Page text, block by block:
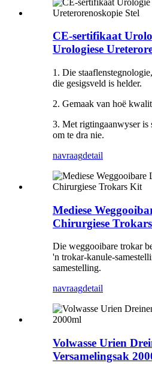
CE-sertifikaat
Urologiese
1. Die
die gesigsveld is helder.
2. Gemaak van hoë
3. Met rigtingaanwyser is
om te dra nie.
navraagdetail
Mediese
Chirurgiese
Die weggooibare trokar
'n trokar-kanule-
samestelling.
navraagdetail
Volwasse Urien
Versamelingsak